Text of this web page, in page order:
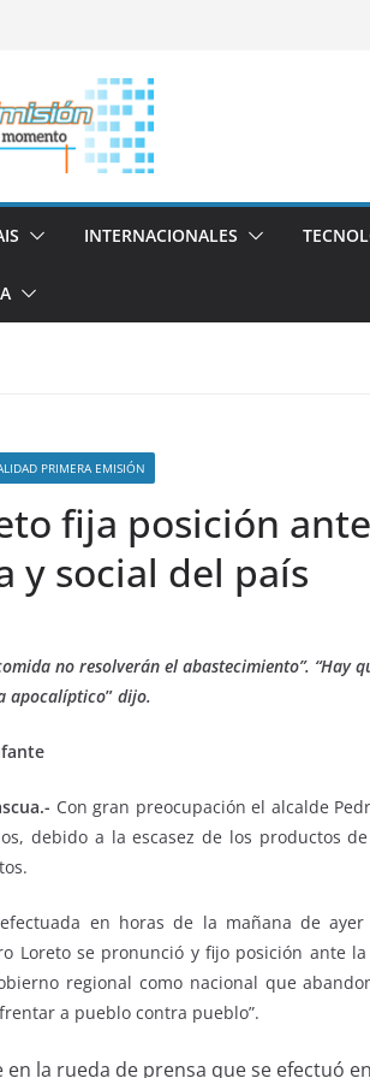
INTERNACIONALES
PRIMERA EMISIÓN
fija posición
y social del país
no resolverán el abastecimiento”. “Hay
apocalíptico” dijo.
Con gran preocupación el alcalde
debido a la escasez de los productos
en horas de la mañana de
Loreto se pronunció y fijo posición ante
regional como nacional que
a pueblo contra pueblo”.